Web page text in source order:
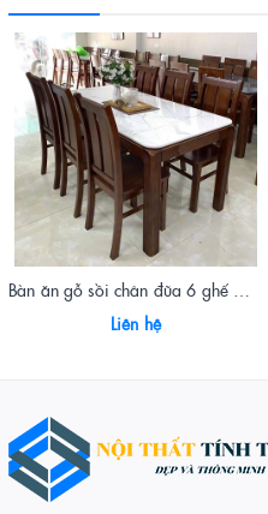
Liên hệ